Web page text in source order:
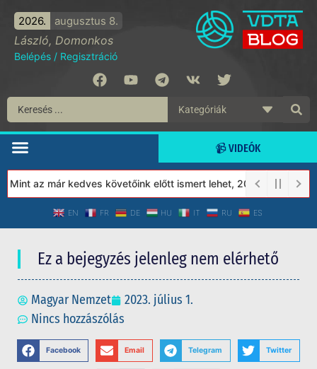
2026. augusztus 8.
László, Domonkos
Belépés / Regisztráció
📹 VIDEÓK
az már kedves követőink előtt ismert lehet, 2023-tól a Védett
EN FR DE HU IT RU ES
Ez a bejegyzés jelenleg nem elérhető
Magyar Nemzet
2023. július 1.
Nincs hozzászólás
Facebook Email Telegram Twitter